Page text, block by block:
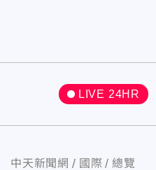
LIVE 24HR
中天新聞網 國際 總覽